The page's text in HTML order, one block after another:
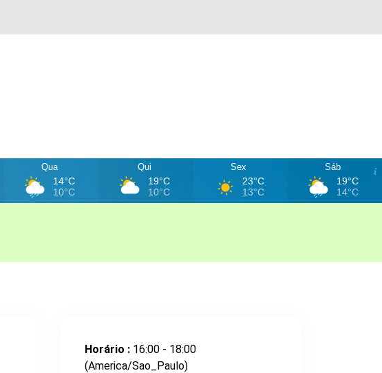
Qua
14°C
10°C
Qui
19°C
10°C
Sex
23°C
13°C
Sáb
19°C
14°C
Horário : 16:00 - 18:00
(America/Sao_Paulo)